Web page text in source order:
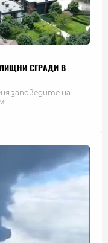
СГРАДИ В
заповедите на